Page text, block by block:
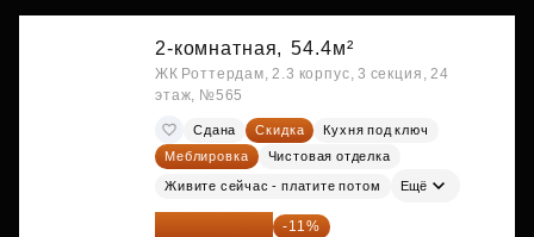
2-комнатная, 54.4м²
ЖК Роттердам, 2.3 корпус, 3 секция, 24
этаж, №565
Сдана Скидка
Кухня под ключ
Меблировка
Чистовая отделка
Живите сейчас - платите потом Ещё
40 577 450 ₽ -11%